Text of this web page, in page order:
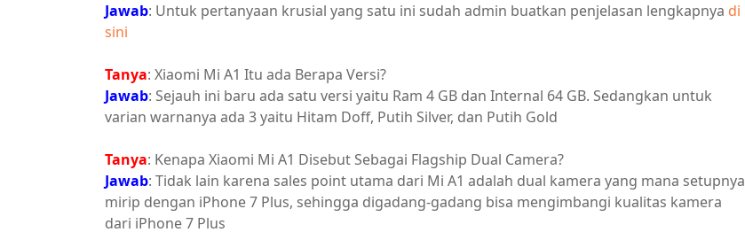
Jawab: Untuk pertanyaan krusial yang satu ini sudah admin buatkan penjelasan lengkapnya di
sini
Tanya: Xiaomi Mi A1 Itu ada Berapa Versi?
Jawab: Sejauh ini baru ada satu versi yaitu Ram 4 GB dan Internal 64 GB. Sedangkan untuk
varian warnanya ada 3 yaitu Hitam Doff, Putih Silver, dan Putih Gold
Tanya: Kenapa Xiaomi Mi A1 Disebut Sebagai Flagship Dual Camera?
Jawab: Tidak lain karena sales point utama dari Mi A1 adalah dual kamera yang mana setupnya
mirip dengan iPhone 7 Plus, sehingga digadang-gadang bisa mengimbangi kualitas kamera
dari iPhone 7 Plus